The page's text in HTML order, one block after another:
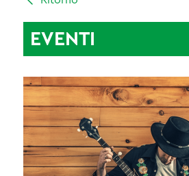
EVENTI